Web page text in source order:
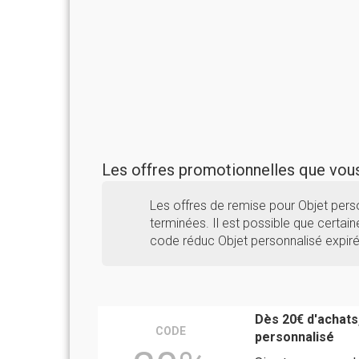
Les offres promotionnelles que
Les offres de remise pour Objet
terminées. Il est possible que
code réduc Objet personnalisé
CODE
Dès 20€
personnalisé